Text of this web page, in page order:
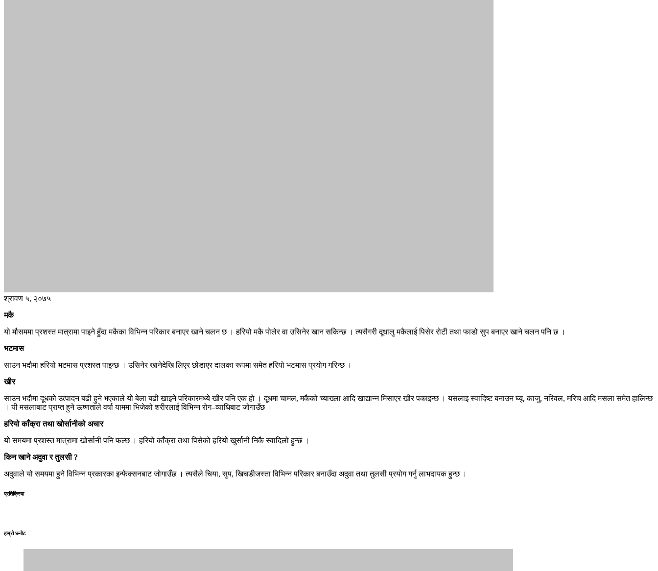
श्रावण ५, २०७५
मकै
यो मौसममा प्रशस्त मात्रामा पाइने हुँदा मकैका विभिन्न परिकार बनाएर खाने चलन छ । हरियो मकै पोलेर वा उसिनेर खान सकिन्छ । त्यसैगरी दूधालु मकैलाई पिसेर रोटी तथा फाडो सुप बनाएर खाने चलन पनि छ ।
भटमास
साउन भदौमा हरियो भटमास प्रशस्त पाइन्छ । उसिनेर खानेदेखि लिएर छोडाएर दालका रूपमा समेत हरियो भटमास प्रयोग गरिन्छ ।
खीर
साउन भदौमा दूधको उत्पादन बढी हुने भएकाले यो बेला बढी खाइने परिकारमध्ये खीर पनि एक हो । दूधमा चामल, मकैको च्याख्ला आदि खाद्यान्न मिसाएर खीर पकाइन्छ । यसलाइ स्वादिष्ट बनाउन घ्यू, काजु, नरिवल, मरिच आदि मसला समेत हालिन्छ
। यी मसलाबाट प्राप्त हुने ऊष्णताले वर्षा याममा भिजेको शरीरलाई विभिन्न रोग–व्याधिबाट जोगाउँछ ।
हरियो काँक्रा तथा खोर्सानीको अचार
यो समयमा प्रशस्त मात्रामा खोर्सानी पनि फल्छ । हरियो काँक्रा तथा पिसेको हरियो खुर्सानी निकै स्वादिलो हुन्छ ।
किन खाने अदुवा र तुलसी ?
अदुवाले यो समयमा हुने विभिन्न प्रकारका इन्फेक्सनबाट जोगाउँछ । त्यसैले चिया, सुप, खिचडीजस्ता विभिन्न परिकार बनाउँदा अदुवा तथा तुलसी प्रयोग गर्नु लाभदायक हुन्छ ।
प्रतिक्रिया
हाम्रो छनोट